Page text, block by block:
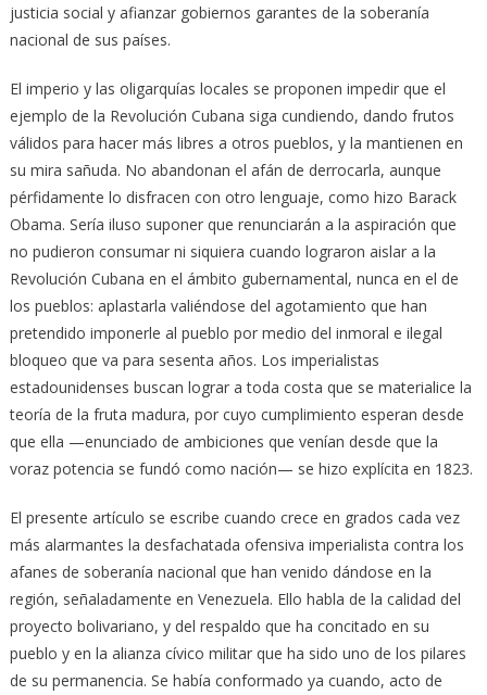
justicia social y afianzar gobiernos garantes de la soberanía
nacional de sus países.
El imperio y las oligarquías locales se proponen impedir que el
ejemplo de la Revolución Cubana siga cundiendo, dando frutos
válidos para hacer más libres a otros pueblos, y la mantienen en
su mira sañuda. No abandonan el afán de derrocarla, aunque
pérfidamente lo disfracen con otro lenguaje, como hizo Barack
Obama. Sería iluso suponer que renunciarán a la aspiración que
no pudieron consumar ni siquiera cuando lograron aislar a la
Revolución Cubana en el ámbito gubernamental, nunca en el de
los pueblos: aplastarla valiéndose del agotamiento que han
pretendido imponerle al pueblo por medio del inmoral e ilegal
bloqueo que va para sesenta años. Los imperialistas
estadounidenses buscan lograr a toda costa que se materialice la
teoría de la fruta madura, por cuyo cumplimiento esperan desde
que ella —enunciado de ambiciones que venían desde que la
voraz potencia se fundó como nación— se hizo explícita en 1823.
El presente artículo se escribe cuando crece en grados cada vez
más alarmantes la desfachatada ofensiva imperialista contra los
afanes de soberanía nacional que han venido dándose en la
región, señaladamente en Venezuela. Ello habla de la calidad del
proyecto bolivariano, y del respaldo que ha concitado en su
pueblo y en la alianza cívico militar que ha sido uno de los pilares
de su permanencia. Se había conformado ya cuando, acto de